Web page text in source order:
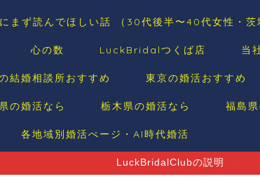
まず読んでほしい話 （30代後半〜40代女性・茨
心の数 LuckBridalつくば店 当
結婚相談所おすすめ 東京の婚活おすすめ
の婚活なら 栃木県の婚活なら 福島
各地域別婚活ぺージ・AI時代婚活
LuckBridalClubの説明